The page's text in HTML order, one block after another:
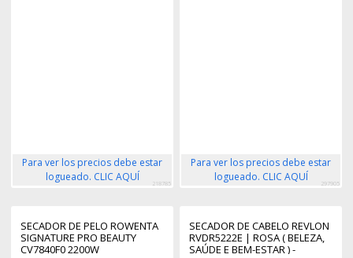
Para ver los precios debe estar
logueado. CLIC AQUÍ
218785
Para ver los precios debe estar
logueado. CLIC AQUÍ
297905
SECADOR DE PELO ROWENTA
SIGNATURE PRO BEAUTY
CV7840F0 2200W
SECADOR DE CABELO REVLON
RVDR5222E | ROSA ( BELEZA,
SAÚDE E BEM-ESTAR ) -